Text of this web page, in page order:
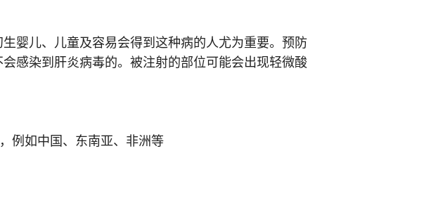
婴儿、儿童及容易会得到这种病的人尤为重要。预防
感染到肝炎病毒的。被注射的部位可能会出现轻微酸
例如中国、东南亚、非洲等